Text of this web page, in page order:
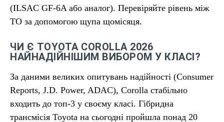
(ILSAC GF-6A або аналог). Перевіряйте рівень між
ТО за допомогою щупа щомісяця.
ЧИ Є TOYOTA COROLLA 2026
НАЙНАДІЙНІШИМ ВИБОРОМ У КЛАСІ?
За даними великих опитувань надійності (Consumer
Reports, J.D. Power, ADAC), Corolla стабільно
входить до топ-3 у своєму класі. Гібридна
трансмісія Toyota на сьогодні пройшла понад 20